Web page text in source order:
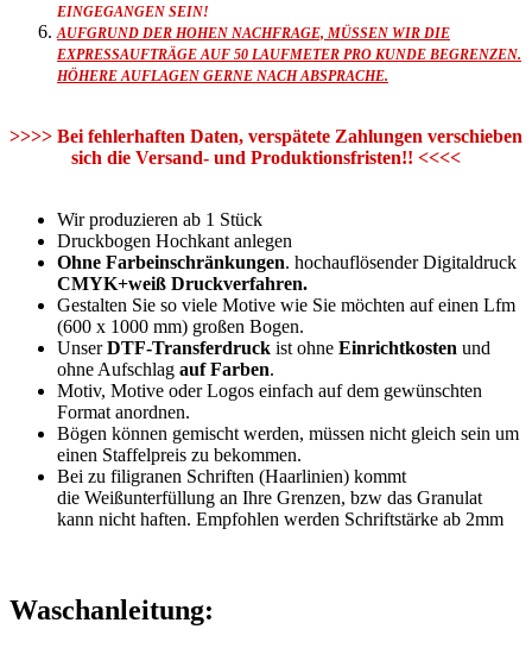
EINGEGANGEN SEIN!
AUFGRUND DER HOHEN NACHFRAGE, MÜSSEN WIR DIE
EXPRESSAUFTRÄGE AUF 50 LAUFMETER PRO KUNDE BEGRENZEN.
HÖHERE AUFLAGEN GERNE NACH ABSPRACHE.
>>>> Bei fehlerhaften Daten, verspätete Zahlungen verschieben
sich die Versand- und Produktionsfristen!! <<<<
Wir produzieren ab 1 Stück
Druckbogen Hochkant anlegen
Ohne Farbeinschränkungen. hochauflösender Digitaldruck
CMYK+weiß Druckverfahren.
Gestalten Sie so viele Motive wie Sie möchten auf einen Lfm
(600 x 1000 mm) großen Bogen.
UnserDTF-Transferdruck ist ohne Einrichtkosten und
ohne Aufschlag auf Farben.
Motiv, Motive oder Logos einfach auf dem gewünschten
Format anordnen.
Bögen können gemischt werden, müssen nicht gleich sein um
einen Staffelpreis zu bekommen.
Bei zu filigranen Schriften (Haarlinien) kommt
die Weißunterfüllung an Ihre Grenzen, bzw das Granulat
kann nicht haften. Empfohlen werden Schriftstärke ab 2mm
Waschanleitung: